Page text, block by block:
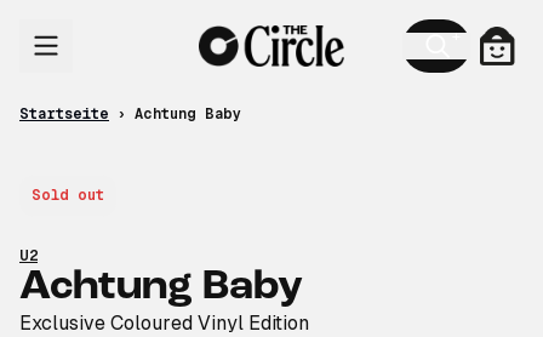
Startseite › Achtung Baby
U2
Achtung Baby
Exclusive Coloured Vinyl Edition
Sold out